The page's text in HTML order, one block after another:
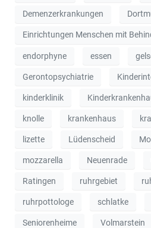
Demenzerkrankungen
Einrichtungen Menschen mit
endorphyne essen
Gerontopsychiatrie
kinderklinik
knolle krankenhaus
lizette Lüdenscheid
mozzarella Neuenrade
Ratingen ruhrgebiet
ruhrpottologe schlatke
Seniorenheime Volmarstein